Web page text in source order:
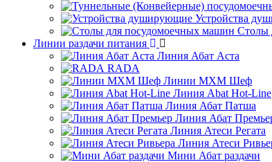
Устройства
Столы
Линии раздачи питания
Линия Абат Аста
RADA
Линии МХМ Шеф
Линия Abat Hot-Line
Линия Абат Патша
Линия Абат
Линия Атеси Регата
Линия Атеси
Мини Абат раздачи